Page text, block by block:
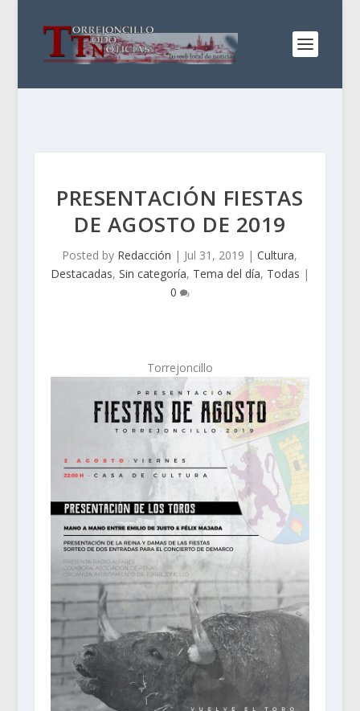
PRESENTACIÓN FIESTAS
DE AGOSTO DE 2019
Posted by Redacción | Jul 31, 2019 |Cultura,
Destacadas, Sin categoría, Tema del día, Todas |
0
Torrejoncillo